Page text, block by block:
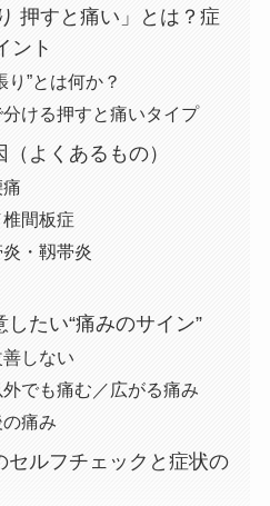
押すと痛い」とは？症
ント
り”とは何か？
ける押すと痛いタイプ
よくあるもの）
間板症
・靱帯炎
たい“痛みのサイン”
しない
でも痛む／広がる痛み
痛み
セルフチェックと症状の